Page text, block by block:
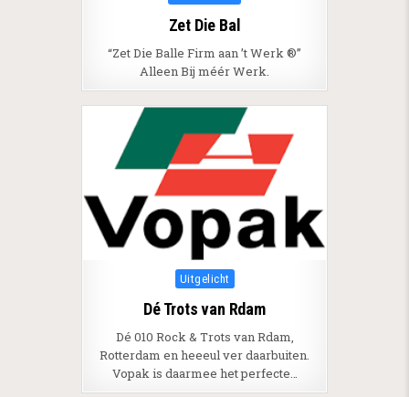
Zet Die Bal
“Zet Die Balle Firm aan ’t Werk ®”
Alleen Bij méér Werk.
Posted in
Uitgelicht
Dé Trots van Rdam
Dé 010 Rock & Trots van Rdam,
Rotterdam en heeeul ver daarbuiten.
Vopak is daarmee het perfecte…